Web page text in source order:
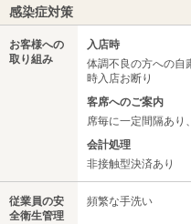
感染症対策
お客様への
取り組み
入店時
体調不良の方への自
時入店お断り
客席へのご案内
席毎に一定間隔あり
会計処理
非接触型決済あり
従業員の安
全衛生管理
頻繁な手洗い